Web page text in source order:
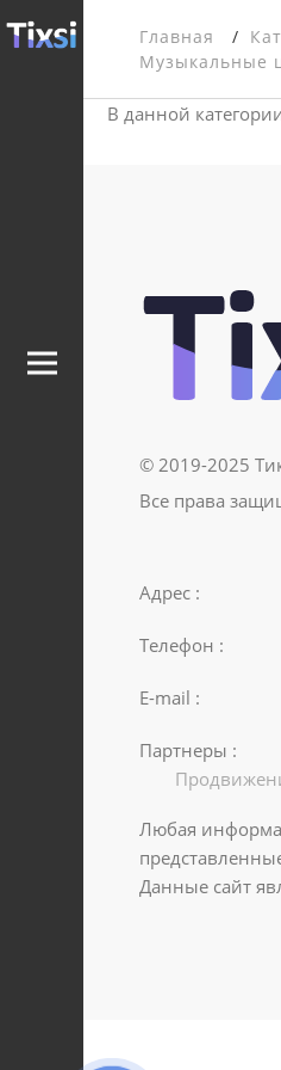
Главная
Музыкальные
В данной
© 2019-2025
Все права
Адрес :
Телефон :
E-mail :
Партнеры :
Любая
Данные сайт